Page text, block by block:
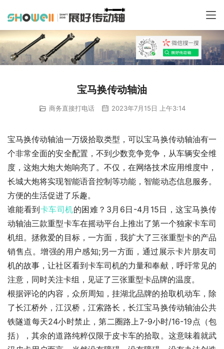
宝马换传动轴油
商务直接打电话 2023年7月15日 上午3:14
宝马换传动轴油一万级拾取类型，可以宝马换传动轴油有一
个非常全面的安全配置，不到少数竞争竞争，从车辆安全维
度，这炮大炮大炮响亮了。不仅，在网络技术应用维度中，
长城大炮将实现智能语音控制等功能，智能动态信息服务。
方便的生活促进了乐趣。
谁能看到卡车司机的困难？3月6日-4月15日，这宝马换传
动轴油三款重型卡车在摇动平台上推出了第一个独家卡车司
机组。拯救爱的目标，一方面，我扩大了三张重型卡的产品
销售点。增强的用户感知;另一方面，通过展示卡片朋友司
机的故事，让社区看到卡车司机的力量和奉献，呼吁常见的
注意，同时关注卡组，见证了三张重型卡品牌的温度。
根据评论的内容，众所周知，挂湖北品牌的拾取机动车，除
了长江桥外，江汉桥，江索路长，长江宝马换传动轴油公共
铁隧道每天24小时禁止，第二圈路上7-9小时/16-19点（包
括），其余的道路纯粹仅限于皮卡车的拾取。这意味着就武